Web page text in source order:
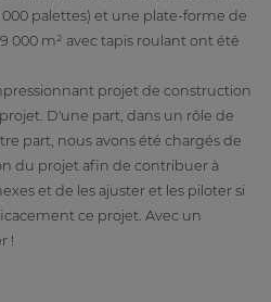
000 palettes) et une plate-forme de
000 m² avec tapis roulant ont été
projet de construction
D'une part, dans un rôle de
part, nous avons été chargés de
du projet afin de contribuer à
et de les ajuster et les piloter si
ce projet. Avec un
!